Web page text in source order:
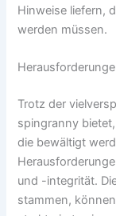
Hinweise liefern,
werden müssen.
Trotz der
spingranny
die bewältigt
und -integrität.
stammen,